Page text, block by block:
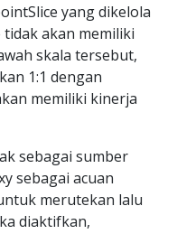
yang dikelola
akan memiliki
skala tersebut,
1:1 dengan
memiliki kinerja
sebagai sumber
sebagai acuan
merutekan lalu
diaktifkan,